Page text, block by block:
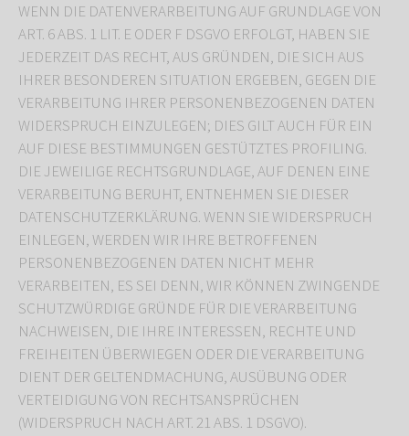
WENN DIE DATENVERARBEITUNG AUF GRUNDLAGE VON
ART. 6 ABS. 1 LIT. E ODER F DSGVO ERFOLGT, HABEN SIE
JEDERZEIT DAS RECHT, AUS GRÜNDEN, DIE SICH AUS
IHRER BESONDEREN SITUATION ERGEBEN, GEGEN DIE
VERARBEITUNG IHRER PERSONENBEZOGENEN DATEN
WIDERSPRUCH EINZULEGEN; DIES GILT AUCH FÜR EIN
AUF DIESE BESTIMMUNGEN GESTÜTZTES PROFILING.
DIE JEWEILIGE RECHTSGRUNDLAGE, AUF DENEN EINE
VERARBEITUNG BERUHT, ENTNEHMEN SIE DIESER
DATENSCHUTZERKLÄRUNG. WENN SIE WIDERSPRUCH
EINLEGEN, WERDEN WIR IHRE BETROFFENEN
PERSONENBEZOGENEN DATEN NICHT MEHR
VERARBEITEN, ES SEI DENN, WIR KÖNNEN ZWINGENDE
SCHUTZWÜRDIGE GRÜNDE FÜR DIE VERARBEITUNG
NACHWEISEN, DIE IHRE INTERESSEN, RECHTE UND
FREIHEITEN ÜBERWIEGEN ODER DIE VERARBEITUNG
DIENT DER GELTENDMACHUNG, AUSÜBUNG ODER
VERTEIDIGUNG VON RECHTSANSPRÜCHEN
(WIDERSPRUCH NACH ART. 21 ABS. 1 DSGVO).